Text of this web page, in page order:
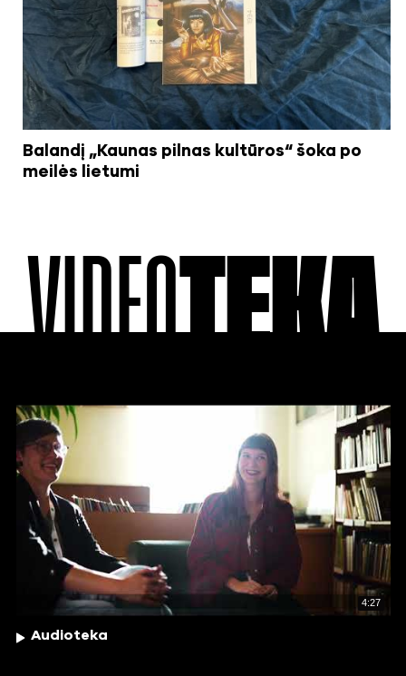
Balandį „Kaunas pilnas kultūros“ šoka po
meilės lietumi
VIDEOTEKA
4:27
Audioteka